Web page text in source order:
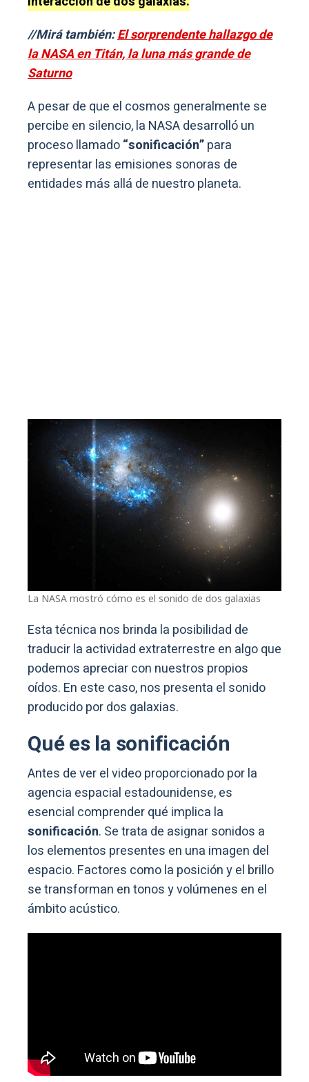
//Mirá también:El sorprendente hallazgo de
la NASA en Titán, la luna más grande de
Saturno
A pesar de que el cosmos generalmente se
percibe en silencio, la NASA desarrolló un
proceso llamado“sonificación”para
representar las emisiones sonoras de
entidades más allá de nuestro planeta.
La NASA mostró cómo es el sonido de dos galaxias
Esta técnica nos brinda la posibilidad de
traducir la actividad extraterrestre en algo que
podemos apreciar con nuestros propios
oídos. En este caso, nos presenta el sonido
producido por dos galaxias.
Qué es la sonificación
Antes de ver el video proporcionado por la
agencia espacial estadounidense, es
esencial comprender qué implica la
sonificación. Se trata de asignar sonidos a
los elementos presentes en una imagen del
espacio. Factores como la posición y el brillo
se transforman en tonos y volúmenes en el
ámbito acústico.